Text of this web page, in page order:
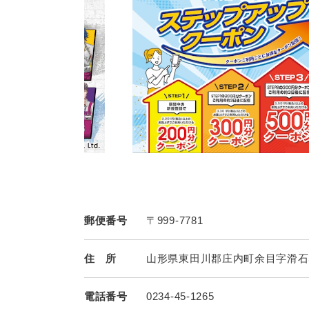
郵便番号 〒999-7781
住 所 山形県東田川郡庄内町余目字滑
電話番号 0234-45-1265